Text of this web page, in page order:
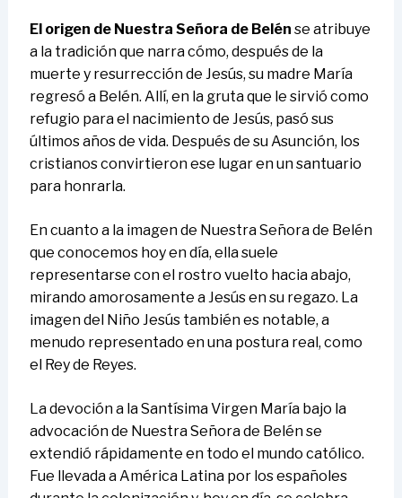
El origen de Nuestra Señora de Belén se atribuye
a la tradición que narra cómo, después de la
muerte y resurrección de Jesús, su madre María
regresó a Belén. Allí, en la gruta que le sirvió como
refugio para el nacimiento de Jesús, pasó sus
últimos años de vida. Después de su Asunción, los
cristianos convirtieron ese lugar en un santuario
para honrarla.
En cuanto a la imagen de Nuestra Señora de Belén
que conocemos hoy en día, ella suele
representarse con el rostro vuelto hacia abajo,
mirando amorosamente a Jesús en su regazo. La
imagen del Niño Jesús también es notable, a
menudo representado en una postura real, como
el Rey de Reyes.
La devoción a la Santísima Virgen María bajo la
advocación de Nuestra Señora de Belén se
extendió rápidamente en todo el mundo católico.
Fue llevada a América Latina por los españoles